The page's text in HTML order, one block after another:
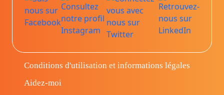
Conditions d'utilisation et informations légales
Aidez-moi